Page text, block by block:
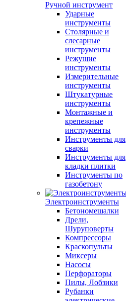
Ручной инструмент
Ударные
инструменты
Столярные и
слесарные
инструменты
Режущие
инструменты
Измерительные
инструменты
Штукатурные
инструменты
Монтажные и
крепежные
инструменты
Инструменты для
сварки
Инструменты для
кладки плитки
Инструменты по
газобетону
Электроинструменты
Бетономешалки
Дрели,
Шуруповерты
Компрессоры
Краскопульты
Миксеры
Насосы
Перфораторы
Пилы, Лобзики
Рубанки